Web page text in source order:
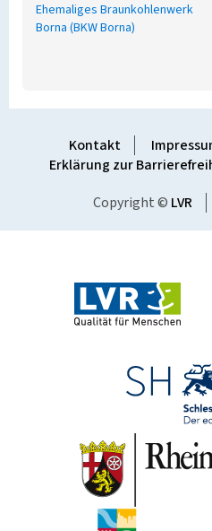
Ehemaliges Braunkohlenwerk
Borna (BKW Borna)
Kontakt
Erklärung zur
Copyright © LVR